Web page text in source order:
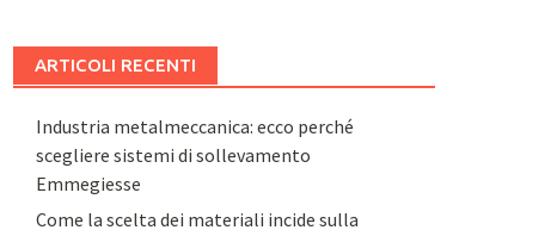
ARTICOLI RECENTI
Industria metalmeccanica: ecco perché
scegliere sistemi di sollevamento
Emmegiesse
Come la scelta dei materiali incide sulla